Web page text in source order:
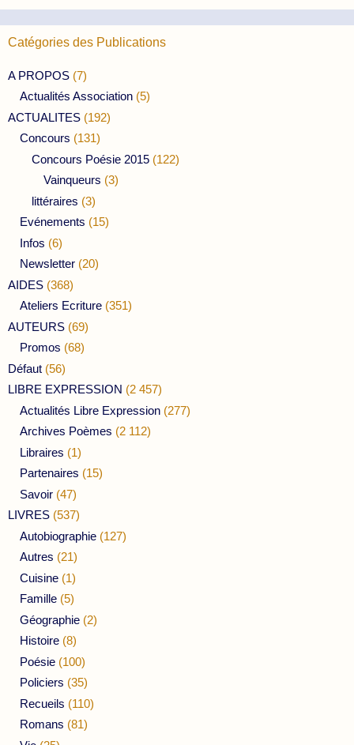
Catégories des Publications
A PROPOS (7)
Actualités Association (5)
ACTUALITES (192)
Concours (131)
Concours Poésie 2015 (122)
Vainqueurs (3)
littéraires (3)
Evénements (15)
Infos (6)
Newsletter (20)
AIDES (368)
Ateliers Ecriture (351)
AUTEURS (69)
Promos (68)
Défaut (56)
LIBRE EXPRESSION (2 457)
Actualités Libre Expression (277)
Archives Poèmes (2 112)
Libraires (1)
Partenaires (15)
Savoir (47)
LIVRES (537)
Autobiographie (127)
Autres (21)
Cuisine (1)
Famille (5)
Géographie (2)
Histoire (8)
Poésie (100)
Policiers (35)
Recueils (110)
Romans (81)